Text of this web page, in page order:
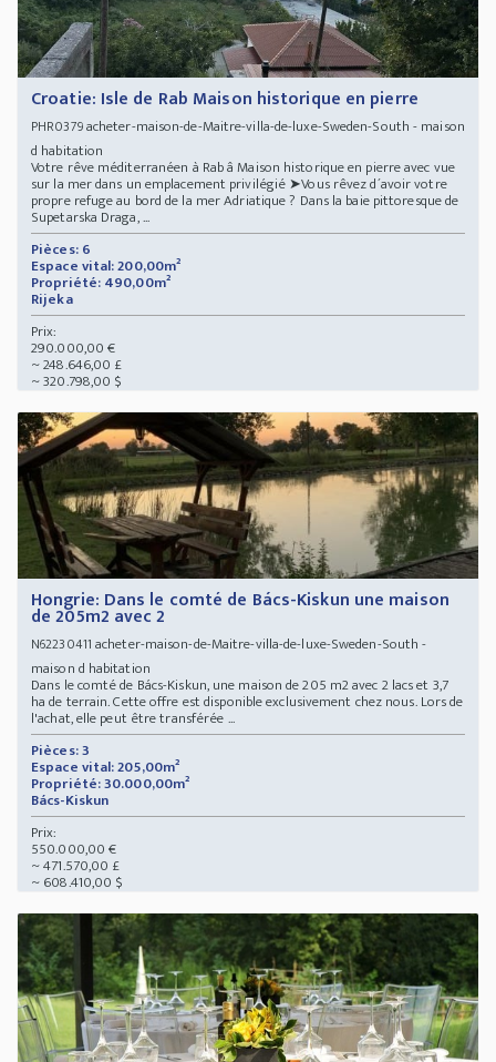
Croatie: Isle de Rab Maison historique en pierre
PHR0379acheter-maison-de-Maitre-villa-de-luxe-Sweden-South - maison
d habitation
Votre rêve méditerranéen à Rab â Maison historique en pierre avec vue
sur la mer dans un emplacement privilégié ➤Vous rêvez d´avoir votre
propre refuge au bord de la mer Adriatique ? Dans la baie pittoresque de
Supetarska Draga, ...
Pièces: 6
Espace vital: 200,00m²
Propriété: 490,00m²
Rijeka
Prix:
290.000,00 €
~ 248.646,00 £
~ 320.798,00 $
Hongrie: Dans le comté de Bács-Kiskun une maison
de 205m2 avec 2
N62230411 acheter-maison-de-Maitre-villa-de-luxe-Sweden-South -
maison d habitation
Dans le comté de Bács-Kiskun, une maison de 205 m2 avec 2 lacs et 3,7
ha de terrain. Cette offre est disponible exclusivement chez nous. Lors de
l'achat, elle peut être transférée ...
Pièces: 3
Espace vital: 205,00m²
Propriété: 30.000,00m²
Bács-Kiskun
Prix:
550.000,00 €
~ 471.570,00 £
~ 608.410,00 $